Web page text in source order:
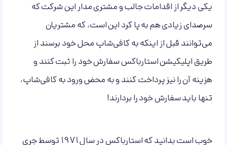
یکی دیگر از اقدامات جالب و مشتری مدار این شرکت که
سرصدای زیادی هم به پا کرد این است، که مشتریان
می‌توانند قبل از اینکه به کافی‌شاپ محل خود برسند از
طریق اپلیکیشن استارباکس سفارش خود را ثبت کنند و
هزینه آن را نیز پرداخت کنند و به محض ورود به کافی‌شاپ،
تنها باید سفارش خود را بردارند!
خوب است بدانید که استارباکس در سال 1971 توسط جری